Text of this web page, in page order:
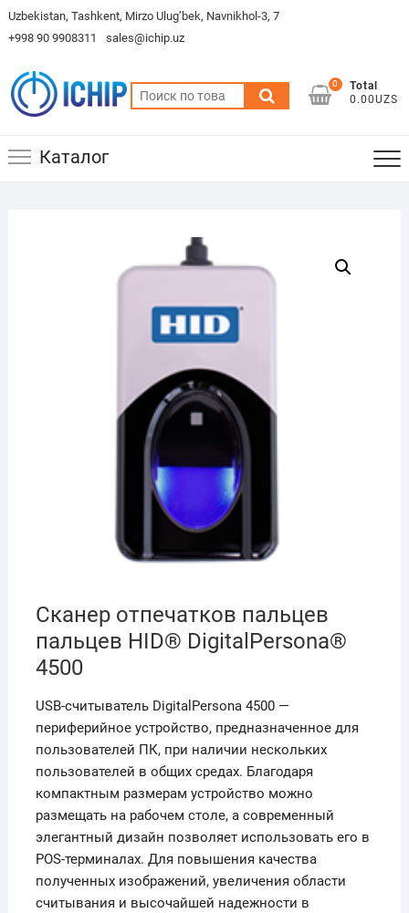
Skip
to
Uzbekistan, Tashkent, Mirzo Ulug’bek, Navnikhol-3, 7
+998 90 9908311
sales@ichip.uz
Искать:
0
Total
0.00UZS
Каталог
Сканер отпечатков пальцев
пальцев HID® DigitalPersona®
4500
USB-считыватель DigitalPersona 4500 —
периферийное устройство, предназначенное для
пользователей ПК, при наличии нескольких
пользователей в общих средах. Благодаря
компактным размерам устройство можно
размещать на рабочем столе, а современный
элегантный дизайн позволяет использовать его в
POS-терминалах. Для повышения качества
полученных изображений, увеличения области
считывания и высочайшей надежности в